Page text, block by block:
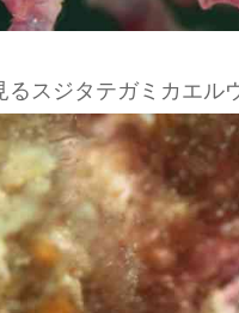
スジタテガミカエル